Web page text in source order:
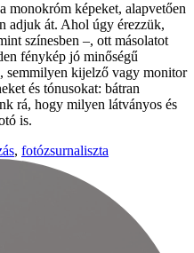
monokróm képeket, alapvetően
adjuk át. Ahol úgy érezzük,
színesben –, ott másolatot
fénykép jó minőségű
semmilyen kijelző vagy monitor
és tónusokat: bátran
rá, hogy milyen látványos és
is.
, fotózsurnaliszta